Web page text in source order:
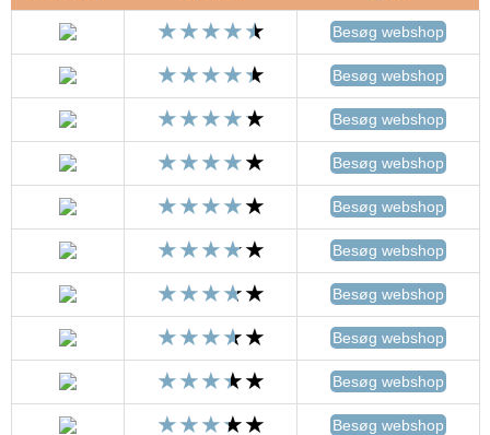
Besøg webshop
Besøg webshop
Besøg webshop
Besøg webshop
Besøg webshop
Besøg webshop
Besøg webshop
Besøg webshop
Besøg webshop
Besøg webshop